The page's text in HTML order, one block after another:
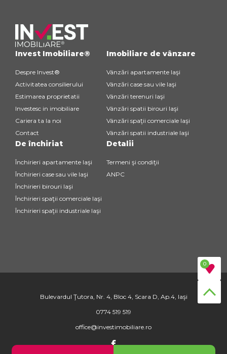
0
Invest Imobiliare®
Despre Invest®
Activitatea consilierului
Estimarea proprietatii
Investesc in imobiliare
Cariera ta la noi
Contact
Imobiliare de vânzare
Vânzări apartamente Iaşi
Vânzări case sau vile Iaşi
Vânzări terenuri Iaşi
Vânzări spatii birouri Iaşi
Vânzări spaţii comerciale Iaşi
Vânzări spatii industriale Iaşi
De închiriat
Închirieri apartamente Iaşi
Închirieri case sau vile Iaşi
Închirieri birouri Iaşi
Închirieri spaţii comerciale Iaşi
Închirieri spaţii industriale Iaşi
Detalii
Termeni şi condiţii
ANPC
Bulevardul Ţutora, Nr. 4, Bloc 4, Scara D, Ap.4, Iaşi
0774 519 519
office@investimobiliare.ro